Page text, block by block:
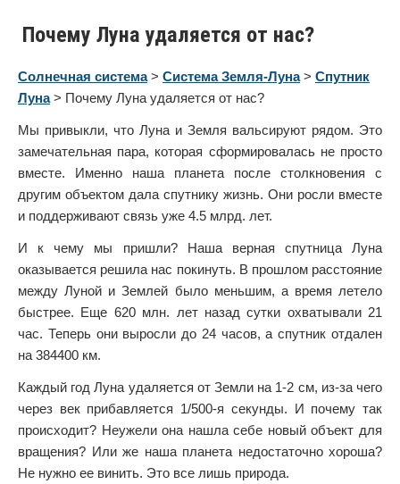
Почему Луна удаляется от нас?
Солнечная система> Система Земля-Луна> Спутник
Луна> Почему Луна удаляется от нас?
Мы привыкли, что Луна и Земля вальсируют рядом. Это
замечательная пара, которая сформировалась не просто
вместе. Именно наша планета после столкновения с
другим объектом дала спутнику жизнь. Они росли вместе
и поддерживают связь уже 4.5 млрд. лет.
И к чему мы пришли? Наша верная спутница Луна
оказывается решила нас покинуть. В прошлом расстояние
между Луной и Землей было меньшим, а время летело
быстрее. Еще 620 млн. лет назад сутки охватывали 21
час. Теперь они выросли до 24 часов, а спутник отдален
на 384400 км.
Каждый год Луна удаляется от Земли на 1-2 см, из-за чего
через век прибавляется 1/500-я секунды. И почему так
происходит? Неужели она нашла себе новый объект для
вращения? Или же наша планета недостаточно хороша?
Не нужно ее винить. Это все лишь природа.